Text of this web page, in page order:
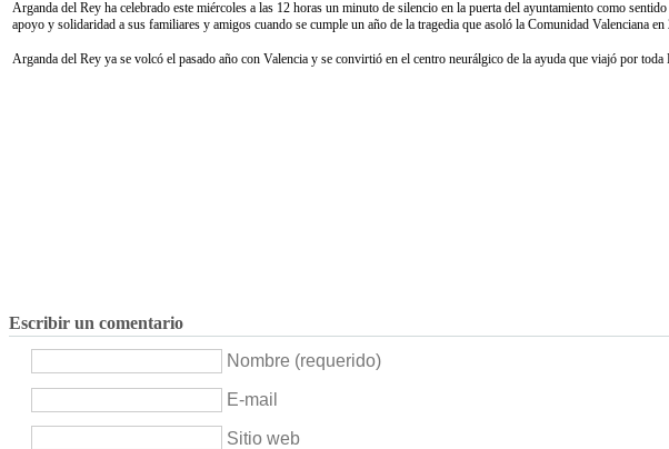
Arganda del Rey ha celebrado este miércoles a las 12 horas un minuto de silencio en la puerta del ayuntamiento como
apoyo y solidaridad a sus familiares y amigos cuando se cumple un año de la tragedia que asoló la Comunidad Valenciana en
Arganda del Rey ya se volcó el pasado año con Valencia y se convirtió en el centro neurálgico de la ayuda que viajó por toda
Escribir un comentario
Nombre (requerido)
E-mail
Sitio web